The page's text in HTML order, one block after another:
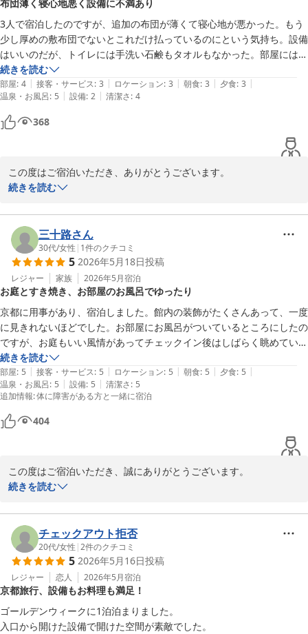
松園荘 保津川亭
松園荘 保津川亭
2026-07-04
布団薄く寝心地悪く設備に不満あり
3人で宿泊したのですが、追加の布団が薄くて寝心地が悪かった。もう
少し厚めの敷布団でないとこれだけ払っているのにという気持ち。設備
はいいのだが、トイレには手洗い石鹸もタオルもなかった。部屋にはバ
スタオルを掛ける場所もなかった。食事はまあ良いが、夕食中に大きな
蜂が入ってきてしばらく中断せざるを得なかった。色々ありますが、温
泉そのものはよかった。
続きを読む
部屋: 4 | 接客・サービス: 3 | ロケーション: 3 | 朝食: 3 | 夕食: 3 |
温泉・お風呂: 5 | 設備: 2 | 清潔さ: 4
368
この度はご宿泊いただき、ありがとうございます。
せっかくのご旅行で当館をお選びいただいたにも関わらず、ご期待
今回いただいたご指摘を共有し、改善に努めてまいります。
貴重なご意見を賜り、ありがとうございました。
松園荘 保津川亭
松園荘 保津川亭
2026-06-03
続きを読む
三十路さん
30代/女性 | 1件のクチコミ
5 2026年5月18日投稿
レジャー 家族 2026年5月宿泊
お庭とすき焼き、お部屋のお風呂でゆったり
京都に用事があり、宿泊しました。館内の装飾がたくさんあって、一度
に見きれないほどでした。お部屋にお風呂がついているところにしたの
ですが、お庭もいい風情があってチェックイン後はしばらく眺めていら
れました。狭すぎず、広すぎすぎず、ゆっくり休むことができました。
お夕飯はすき焼きがメインでした。妊娠中だったのですが、仲居さんが
卵とじにしても美味しいとおすすめしてくださって、その通り卵でとじ
てみました。とってもおいしかったです。先付から最後のデザートまで
美味しくいただきました。朝にお部屋のお風呂に入りました。小鳥の囀
りを聞きながら、とてもゆっくり浸かりました。1日では足りず、もう
一泊したかったです。また京都に用事がある場合はお伺いしたいと思い
ました。
続きを読む
部屋: 5 | 接客・サービス: 5 | ロケーション: 5 | 朝食: 5 | 夕食: 5 |
温泉・お風呂: 5 | 設備: 5 | 清潔さ: 5
追加情報:体に障害がある方と一緒に宿泊
404
この度はご宿泊いただき、誠にありがとうございます。
また貴重なお時間を割いてご評価をいただきまして、重ねて感謝申
ゆっくりとご滞在され、お食事もお楽しみいただけたとのことで大
変うれしく存じます。
今後ともお客様に寄り添った接客を心掛け、より一層快適なホテル
を目指してまいります。
お客様のまたのご来館を、スタッフ一同心よりお待ち申し上げてお
ります。
松園荘 保津川亭
続きを読む
チェックアウト拒否
20代/女性 |2件のクチコミ
5 2026年5月16日投稿
レジャー 恋人 2026年5月宿泊
京都旅行、設備もお料理も満足！
ゴールデンウィークに1泊泊まりました。
入口から開けた設備で開けた空間が素敵でした。